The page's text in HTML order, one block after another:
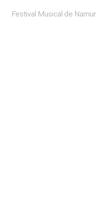
Festival Musical de Namur